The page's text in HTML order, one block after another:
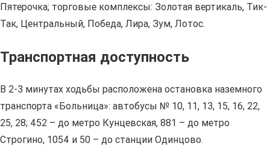
Пятерочка; торговые комплексы: Золотая вертикаль, Тик-
Так, Центральный, Победа, Лира, Зум, Лотос.
Транспортная доступность
В 2-3 минутах ходьбы расположена остановка наземного
транспорта «Больница»: автобусы № 10, 11, 13, 15, 16, 22,
25, 28; 452 – до метро Кунцевская, 881 – до метро
Строгино, 1054 и 50 – до станции Одинцово.